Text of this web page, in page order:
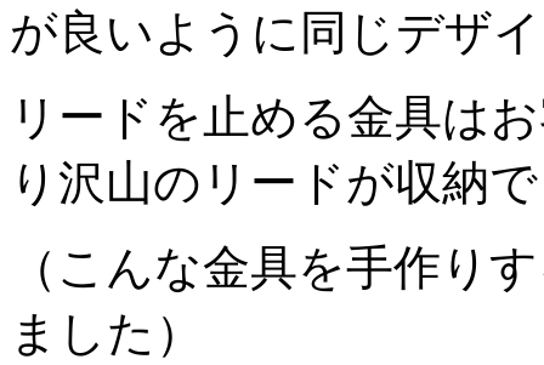
が良いように同じデザ
リードを止める金具は
り沢山のリードが収納
（こんな金具を手作り
ました）